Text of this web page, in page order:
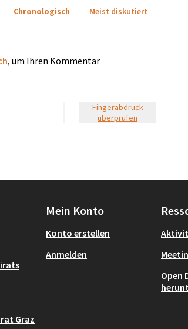
Chronologisch Meist diskutiert
, um Ihren Kommentar
Fingerabdruck
überprüfen
Graz
Mein Konto
Konto erstellen
Anmelden
Open